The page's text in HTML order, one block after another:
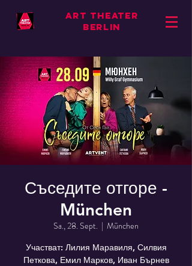
ART THEATER
BERLIN
Съседите отгоре -
München
Sa., 28. Sept.
  |
München
Участват: Лилия Маравиля, Силвия
Петкова, Емил Марков, Иван Бърнев